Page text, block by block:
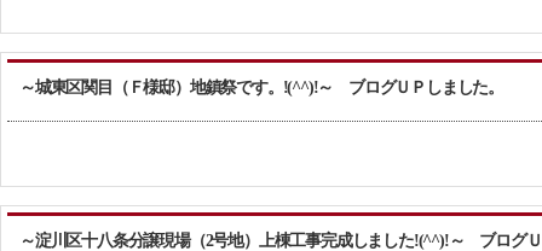
～城東区関目（Ｆ様邸）地鎮祭です。!(^^)!～ ブログＵＰしました。
～淀川区十八条分譲現場（2号地）上棟工事完成しました!(^^)!～ ブログ